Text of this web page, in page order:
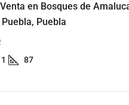
en Bosques de
Puebla
1 87